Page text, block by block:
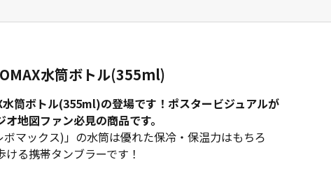
水筒ボトル(355ml)
水筒ボトル(355ml)の登場です！ポスタービジュアルが
地図ファン必見の商品です。
ボマックス)」の水筒は優れた保冷・保温力はもちろ
る携帯タンブラーです！